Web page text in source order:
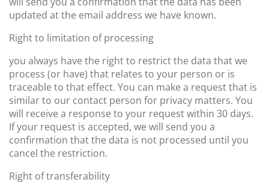
updated at the email address we have known.
Right to limitation of processing
you always have the right to restrict the data that we
process (or have) that relates to your person or is
traceable to that effect. You can make a request that is
similar to our contact person for privacy matters. You
will receive a response to your request within 30 days.
If your request is accepted, we will send you a
confirmation that the data is not processed until you
cancel the restriction.
Right of transferability